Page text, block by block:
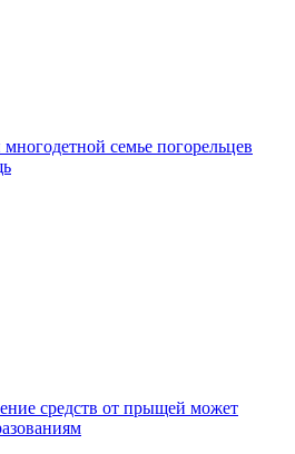
семье погорельцев
средств от прыщей может